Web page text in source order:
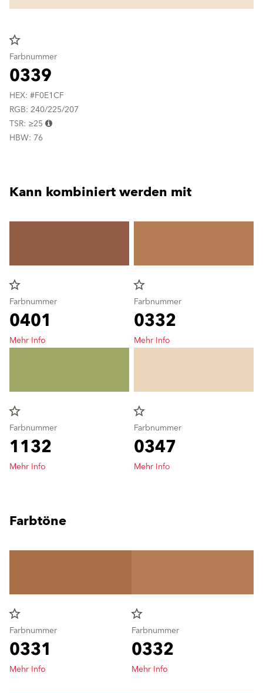
star_border
Farbnummer
0339
HEX: #F0E1CF
RGB: 240/225/207
TSR: ≥25
HBW: 76
Kann kombiniert werden mit
star_border
Farbnummer
0401
Mehr Info
star_border
Farbnummer
1132
Mehr Info
star_border
Farbnummer
0332
Mehr Info
star_border
Farbnummer
0347
Mehr Info
Farbtöne
star_border
Farbnummer
0331
Mehr Info
star_border
Farbnummer
0332
Mehr Info